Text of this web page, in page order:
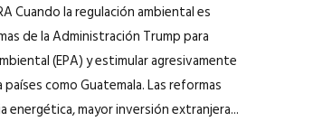
Cuando la regulación ambiental es
de la Administración Trump para
(EPA) y estimular agresivamente
como Guatemala. Las reformas
mayor inversión extranjera...